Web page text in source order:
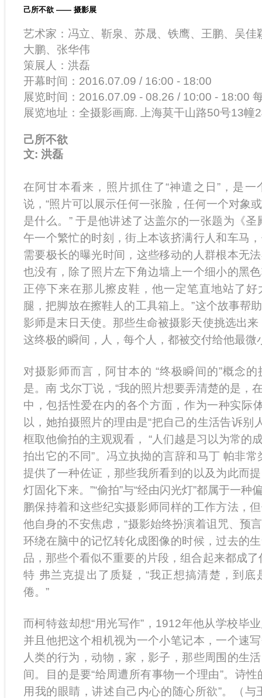
己所不欲 —— 摄影展
艺术家：冯立、靳泉、苏晟、铁鹰、王鹏、吴佳
大鹏、张华伟
策展人 ： 洪磊
开幕时间：2016.07.09 / 16:00 - 18:00
展览时间：2016.07.09 - 08.26 / 10:00 - 18:00
展览地址：全摄影画廊. 上海莫干山路50号13幢
己所不欲
文: 洪磊
在阿甘本看来，照片抓住了“神遣之日”，是
说，“照片可以展示任何一张脸，任何一个对象
是什么。” 于是他讲述了达盖尔的一张题为《圣
午一个繁忙的时刻，街上本该挤满行人和车马
需要极长的曝光时间，这些移动的人群根本无
也没有，除了照片左下角边墙上一个细小的黑
正停下来在那儿擦皮鞋，他一定笔直地站了
腿，把脚放在擦鞋人的工具箱上。”这个故事帮
影师是末日天使。那些生命被摄影天使挑选出来
这终极的瞬间，人，每个人，都被交付给他最微
对摄影师而言，阿甘本的 “终极瞬间的”概念
是。南 戈尔丁说，“我的照片想要弄清楚的是，
中，包括性爱在内的各个方面，作为一种实际
以，她拍摄照片的理由是“把自己的生活告诉别
框取他偷拍的主观观看， “人们越是习以为常的
拍出它的不同”。冯立执拗的言辞和马丁 帕非常
提供了一种佐证，那些我所看到的以及为此而
灯固化下来。”“偷拍”与“经由闪光灯”都属于一种
鹏保持着和这些纪实摄影师同样的工作方法，
他自身的不安焦虑，“摄影始终扮演着诅咒、预
环绕在脑中的记忆转化成图像的时候，过去的
品，那些个看似不重要的片段，组合起来都成
特 弗兰克提出了质疑，“我正想搞清楚，到底
倦。”
而柯特兹却想“用光写作”，1912年他从学校毕
并且他把这个相机视为一个小笔记本，一个速
人类的行为，动物，家，影子，那些周围的生
间。目的是要“给周遭所有事物一个理由”。诗
用我的眼睛，讲述自己内心的随心所欲”。（与